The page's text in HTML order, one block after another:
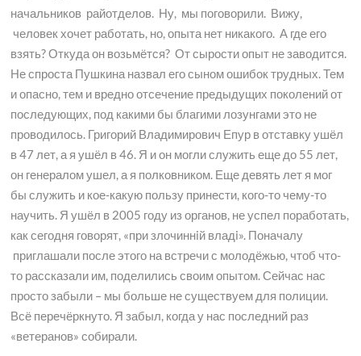
начальников райотделов. Ну, мы поговорили. Вижу,
человек хочет работать, но, опыта нет никакого. А где его
взять? Откуда он возьмётся? От сырости опыт не заводится.
Не спроста Пушкина назвал его сыном ошибок трудных. Тем
и опасно, тем и вредно отсечение предыдущих поколений от
последующих, под какими бы благими лозунгами это не
проводилось. Григорий Владимирович Епур в отставку ушёл
в 47 лет, а я ушёл в 46. Я и он могли служить еще до 55 лет,
он генералом ушел, а я полковником. Еще девять лет я мог
бы служить и кое-какую пользу принести, кого-то чему-то
научить. Я ушёл в 2005 году из органов, не успел поработать,
как сегодня говорят, «при злочиннiй владi». Поначалу
приглашали после этого на встречи с молодёжью, чтоб что-
то рассказали им, поделились своим опытом. Сейчас нас
просто забыли – мы больше не существуем для полиции.
Всё перечёркнуто. Я забыл, когда у нас последний раз
«ветеранов» собирали.